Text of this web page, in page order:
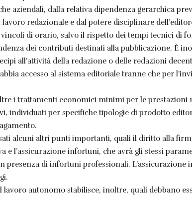
aziendali, dalla relativa dipendenza gerarchica
redazionale e dal potere disciplinare
vincoli di orario, salvo il rispetto dei tempi tecnici di
dei contributi destinati alla pubblicazione. È
all’attività della redazione o delle redazioni
accesso al sistema editoriale tranne che per
i trattamenti economici minimi per le prestazioni
individuati per specifiche tipologie di prodotto
alcuni altri punti importanti, quali il diritto alla
e l’assicurazione infortuni, che avrà gli stessi
presenza di infortuni professionali. L’assicurazione
lavoro autonomo stabilisce, inoltre, quali debbano